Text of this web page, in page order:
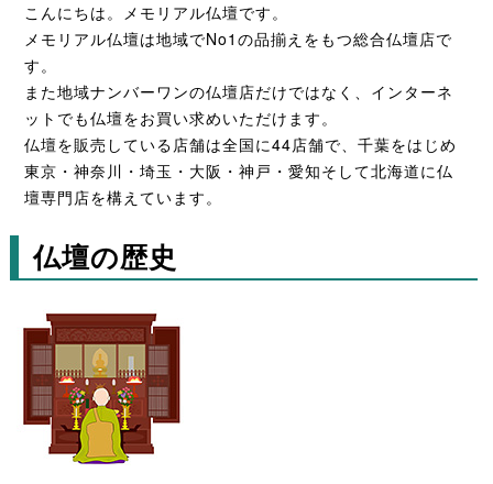
こんにちは。メモリアル仏壇です。
メモリアル仏壇は地域でNo1の品揃えをもつ総合仏壇店で
す。
また地域ナンバーワンの仏壇店だけではなく、インターネ
ットでも仏壇をお買い求めいただけます。
仏壇を販売している店舗は全国に44店舗で、千葉をはじめ
東京・神奈川・埼玉・大阪・神戸・愛知そして北海道に仏
壇専門店を構えています。
仏壇の歴史